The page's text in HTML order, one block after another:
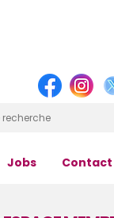
Jobs Contact